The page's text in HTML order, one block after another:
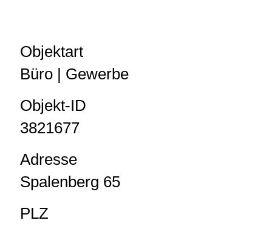
Objektart
Büro | Gewerbe
Objekt-ID
3821677
Adresse
Spalenberg 65
PLZ